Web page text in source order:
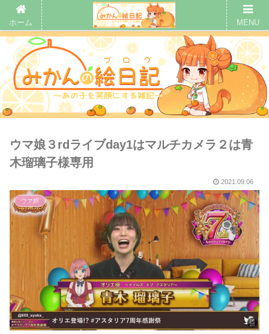
ウマ娘３rdライブday1はマルチカメラ２は青
木瑠璃子様専用
2021.09.06
ウマ娘
ホーム MENU